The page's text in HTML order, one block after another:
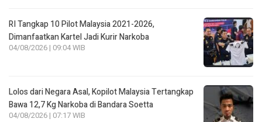
RI Tangkap 10 Pilot Malaysia 2021-2026,
Dimanfaatkan Kartel Jadi Kurir Narkoba
04/08/2026 | 09:04 WIB
Lolos dari Negara Asal, Kopilot Malaysia Tertangkap
Bawa 12,7 Kg Narkoba di Bandara Soetta
04/08/2026 | 07:17 WIB